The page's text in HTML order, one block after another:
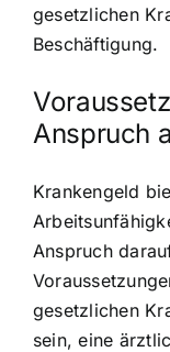
gesetzlichen
Beschäftigung.
Anspruch
Krankengeld
Anspruch
gesetzlichen
sein, eine